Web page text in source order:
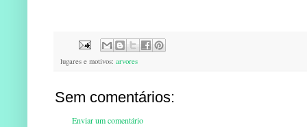
lugares e motivos: arvores
Sem comentários:
Enviar um comentário